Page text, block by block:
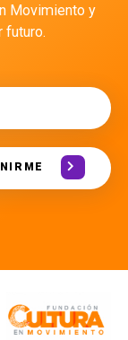
Movimiento y
futuro.